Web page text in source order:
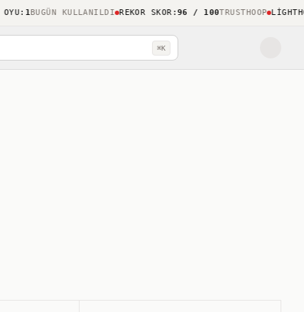
:1BUGÜN KULLANILDI REKOR SKOR:96 / 100 TRUSTHOOP
⌘K